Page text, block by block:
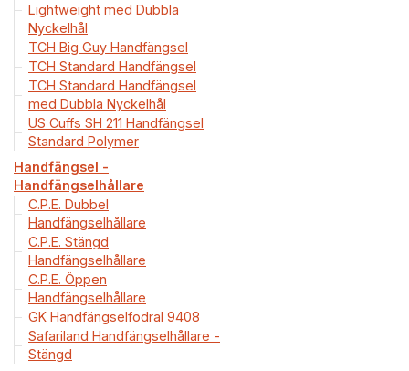
Lightweight med Dubbla
Nyckelhål
TCH Big Guy Handfängsel
TCH Standard Handfängsel
TCH Standard Handfängsel
med Dubbla Nyckelhål
US Cuffs SH 211 Handfängsel
Standard Polymer
Handfängsel -
Handfängselhållare
C.P.E. Dubbel
Handfängselhållare
C.P.E. Stängd
Handfängselhållare
C.P.E. Öppen
Handfängselhållare
GK Handfängselfodral 9408
Safariland Handfängselhållare -
Stängd